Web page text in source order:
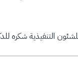
التنفيذية شكره